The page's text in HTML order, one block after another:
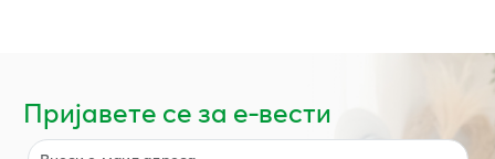
Пријавете се за е-вести